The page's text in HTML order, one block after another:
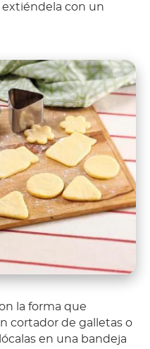
extiéndela con un
la forma que
cortador de galletas o
en una bandeja